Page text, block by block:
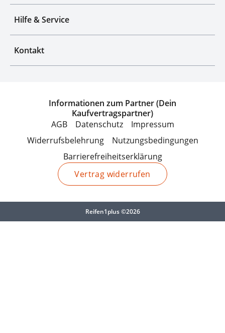
Hilfe & Service
Kontakt
Informationen zum Partner (Dein
Kaufvertragspartner)
AGB
Datenschutz
Impressum
Widerrufsbelehrung
Nutzungsbedingungen
Barrierefreiheitserklärung
Vertrag widerrufen
Reifen1plus ©2026